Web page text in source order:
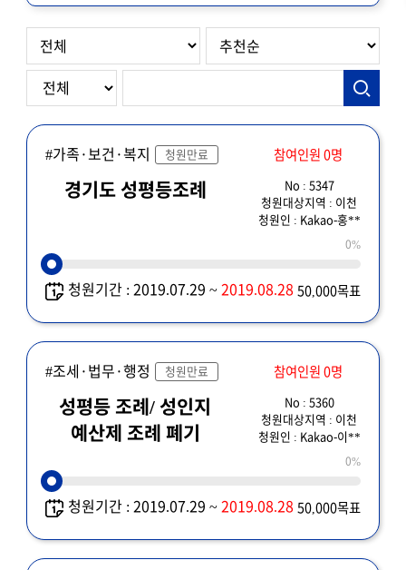
#가족·보건·복지 청원만료 참여인원 0명
경기도 성평등조례
No : 5347
청원대상지역 : 이천
청원인 : Kakao-홍**
0%
청원기간 : 2019.07.29 ~2019.08.28 50,000목표
#조세·법무·행정 청원만료 참여인원 0명
성평등 조례/ 성인지
예산제 조례 폐기
No : 5360
청원대상지역 : 이천
청원인 : Kakao-이**
0%
청원기간 : 2019.07.29 ~2019.08.28 50,000목표